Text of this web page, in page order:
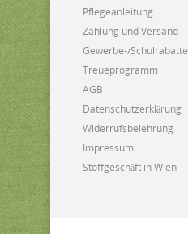
Pflegeanleitung
Zahlung und Versand
Gewerbe-/Schulrabatte
Treueprogramm
AGB
Datenschutzerklärung
Widerrufsbelehrung
Impressum
Stoffgeschäft in Wien